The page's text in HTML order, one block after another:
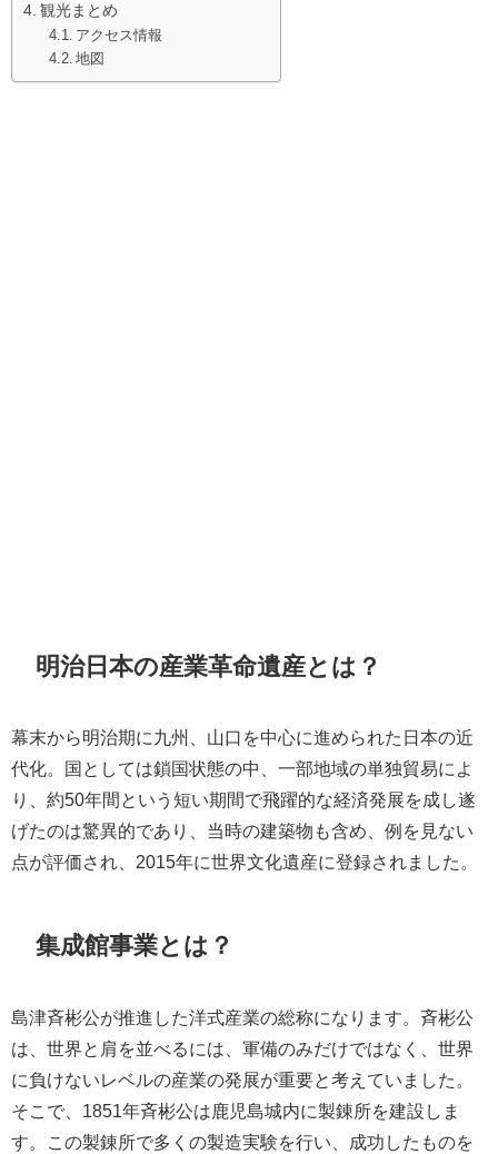
観光まとめ
アクセス情報
地図
明治日本の産業革命遺産とは？
幕末から明治期に九州、山口を中心に進められた日本の近
代化。国としては鎖国状態の中、一部地域の単独貿易によ
り、約50年間という短い期間で飛躍的な経済発展を成し遂
げたのは驚異的であり、当時の建築物も含め、例を見ない
点が評価され、2015年に世界文化遺産に登録されました。
集成館事業とは？
島津斉彬公が推進した洋式産業の総称になります。斉彬公
は、世界と肩を並べるには、軍備のみだけではなく、世界
に負けないレベルの産業の発展が重要と考えていました。
そこで、1851年斉彬公は鹿児島城内に製錬所を建設しま
す。この製錬所で多くの製造実験を行い、成功したものを